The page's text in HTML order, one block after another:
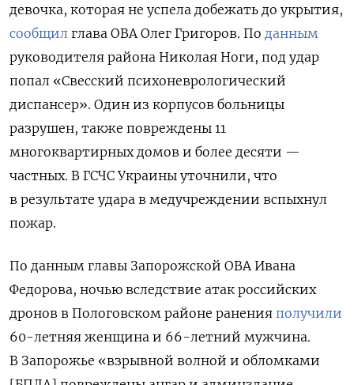
девочка, которая не успела добежать до укрытия,
сообщил глава ОВА Олег Григоров. По данным
руководителя района Николая Ноги, под удар
попал «Свесский психоневрологический
диспансер». Один из корпусов больницы
разрушен, также повреждены 11
многоквартирных домов и более десяти —
частных. В ГСЧС Украины уточнили, что
в результате удара в медучреждении вспыхнул
пожар.
По данным главы Запорожской ОВА Ивана
Федорова, ночью вследствие атак российских
дронов в Пологовском районе ранения получили
60-летняя женщина и 66-летний мужчина.
В Запорожье «взрывной волной и обломками